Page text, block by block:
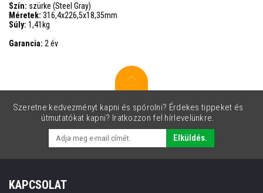
Szín: szürke (Steel Gray)
Méretek: 316,4x226,5x18,35mm
Súly: 1,41kg
Garancia: 2 év
Szeretne kedvezményt kapni és spórolni? Érdekes tippeket és
útmutatókat kapni? Iratkozzon fel hírlevelünkre.
Elküldés.
KAPCSOLAT